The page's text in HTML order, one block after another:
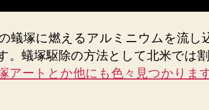
蟻塚に燃えるアルミニウムを流し
。蟻塚駆除の方法として北米では
アートとか他にも色々見つかりま